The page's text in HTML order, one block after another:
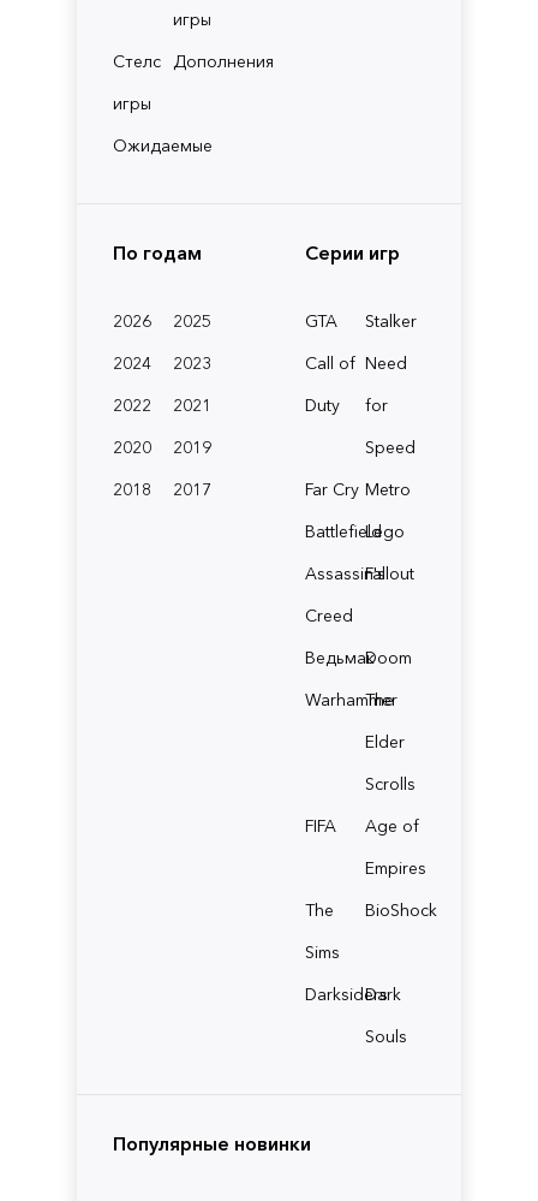
игры
Стелс
игры
Дополнения
Ожидаемые
По годам
2026
2025
2024
2023
2022
2021
2020
2019
2018
2017
Серии игр
GTA
Stalker
Call of
Duty
Need
for
Speed
Far Cry Metro
BattlefieldLego
Assassin's
Creed
Fallout
ВедьмакDoom
Warhammer
The
Elder
Scrolls
FIFA
Age of
Empires
The
Sims
BioShock
Darksiders
Dark
Souls
Популярные новинки